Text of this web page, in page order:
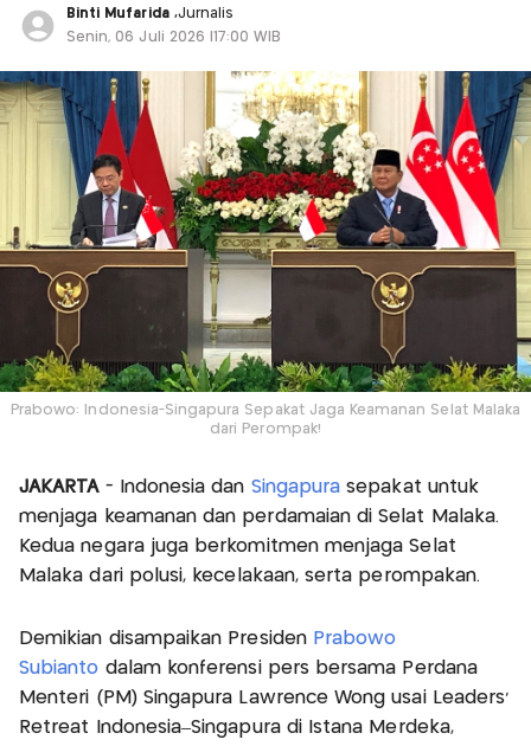
Binti Mufarida ,Jurnalis
Senin, 06 Juli 2026 |17:00 WIB
Prabowo: Indonesia-Singapura Sepakat Jaga Keamanan Selat Malaka
dari Perompak!
JAKARTA - Indonesia dan Singapura sepakat untuk
menjaga keamanan dan perdamaian di Selat Malaka.
Kedua negara juga berkomitmen menjaga Selat
Malaka dari polusi, kecelakaan, serta perompakan.
Demikian disampaikan Presiden Prabowo
Subianto dalam konferensi pers bersama Perdana
Menteri (PM) Singapura Lawrence Wong usai Leaders'
Retreat Indonesia–Singapura di Istana Merdeka,